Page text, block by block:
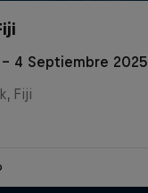
4 Septiembre 2025
Fiji